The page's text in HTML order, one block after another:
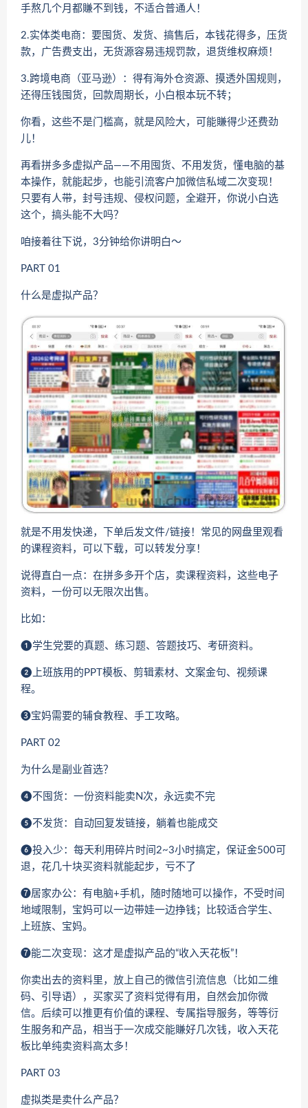
手熬几个月都賺不到钱，不适合普通人！
2.实体类电商：要囤货、发货、搞售后，本钱花得多，压货
款，广告费支出，无货源容易违规罚款，退货维权麻烦！
3.跨境电商（亚马逊）：得有海外仓资源、摸透外国规则，
还得压钱囤货，回款周期长，小白根本玩不转；
你看，这些不是门槛高，就是风险大，可能賺得少还费劲
儿！
再看拼多多虚拟产品——不用囤货、不用发货，懂电脑的基
本操作，就能起步，也能引流客户加微信私域二次变现！
只要有人带，封号违规、侵权问题，全避开，你说小白选
这个，搞头能不大吗？
咱接着往下说，3分钟给你讲明白～
PART 01
什么是虚拟产品？
就是不用发快递，下单后发文件/链接！常见的网盘里观看
的课程资料，可以下载，可以转发分享！
说得直白一点：在拼多多开个店，卖课程资料，这些电子
资料，一份可以无限次出售。
比如：
❶学生党要的真题、练习题、答题技巧、考研资料。
❷上班族用的PPT模板、剪辑素材、文案金句、视频课
程。
➌宝妈需要的辅食教程、手工攻略。
PART 02
为什么是副业首选？
❹不囤货：一份资料能卖N次，永远卖不完
❺不发货：自动回复发链接，躺着也能成交
❻投入少：每天利用碎片时间2~3小时搞定，保证金500可
退，花几十块买资料就能起步，亏不了
➐居家办公：有电脑+手机，随时随地可以操作，不受时间
地域限制，宝妈可以一边带娃一边挣钱；比较适合学生、
上班族、宝妈。
➐能二次变现：这才是虚拟产品的“收入天花板”！
你卖出去的资料里，放上自己的微信引流信息（比如二维
码、引导语），买家买了资料觉得有用，自然会加你微
信。后续可以推更有价值的课程、专属指导服务，等等衍
生服务和产品，相当于一次成交能賺好几次钱，收入天花
板比单纯卖资料高太多！
PART 03
虚拟类是卖什么产品？